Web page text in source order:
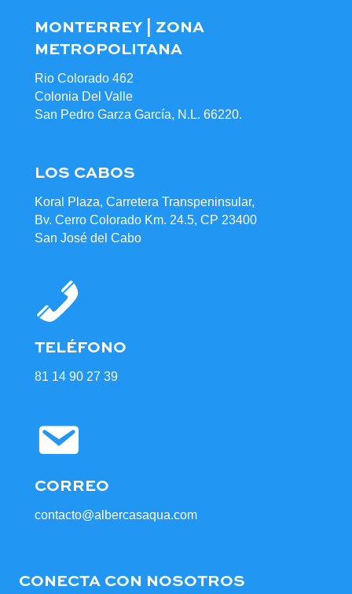
MONTERREY | ZONA
METROPOLITANA
Rio Colorado 462
Colonia Del Valle
San Pedro Garza García, N.L. 66220.
LOS CABOS
Koral Plaza, Carretera Transpeninsular,
Bv. Cerro Colorado Km. 24.5, CP 23400
San José del Cabo
TELÉFONO
81 14 90 27 39
CORREO
contacto@albercasaqua.com
CONECTA CON NOSOTROS